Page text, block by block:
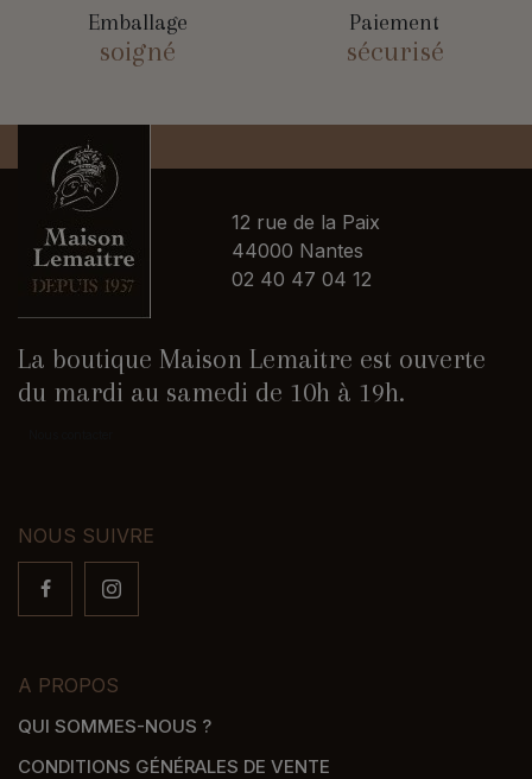
Emballage
soigné
Paiement
sécurisé
12 rue de la Paix
44000 Nantes
02 40 47 04 12
La boutique Maison Lemaitre est ouverte
du mardi au samedi de 10h à 19h.
NOUS SUIVRE
A PROPOS
QUI SOMMES-NOUS ?
CONDITIONS GÉNÉRALES DE VENTE